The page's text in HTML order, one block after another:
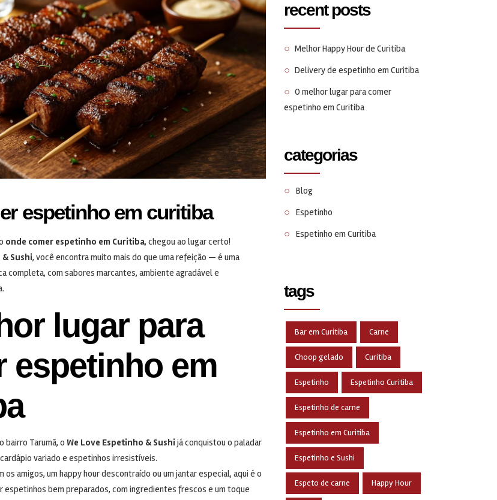
espetinho em curitiba
onde comer espetinho em Curitiba, chegou ao lugar certo!
Sushi, você encontra muito mais do que uma refeição — é uma
completa, com sabores marcantes, ambiente agradável e
lugar para
espetinho em
bairro Tarumã, o We Love Espetinho & Sushi já conquistou o paladar
variado e espetinhos irresistíveis.
os amigos, um happy hour descontraído ou um jantar especial, aqui é o
espetinhos bem preparados, com ingredientes frescos e um toque
recent posts
Melhor Happy Hour de Curitiba
Delivery de espetinho em Curitiba
O melhor lugar para comer
espetinho em Curitiba
categorias
Blog
Espetinho
Espetinho em Curitiba
tags
Bar em Curitiba Carne
Choop gelado Curitiba
Espetinho Espetinho Curitiba
Espetinho de carne
Espetinho em Curitiba
Espetinho e Sushi
Espeto de carne Happy Hour